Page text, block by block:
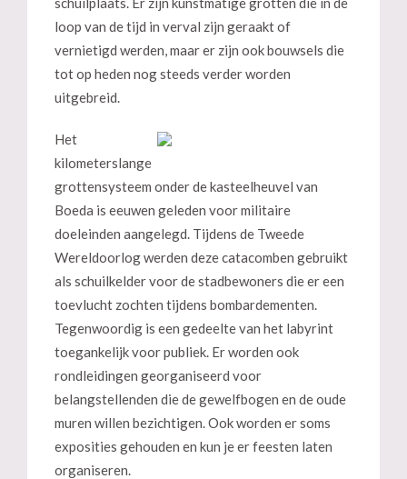
loop van de tijd in verval zijn geraakt of
vernietigd werden, maar er zijn ook bouwsels die
tot op heden nog steeds verder worden
uitgebreid.
Het
kilometerslange
grottensysteem onder de kasteelheuvel van
Boeda is eeuwen geleden voor militaire
doeleinden aangelegd. Tijdens de Tweede
Wereldoorlog werden deze catacomben gebruikt
als schuilkelder voor de stadbewoners die er een
toevlucht zochten tijdens bombardementen.
Tegenwoordig is een gedeelte van het labyrint
toegankelijk voor publiek. Er worden ook
rondleidingen georganiseerd voor
belangstellenden die de gewelfbogen en de oude
muren willen bezichtigen. Ook worden er soms
exposities gehouden en kun je er feesten laten
organiseren.